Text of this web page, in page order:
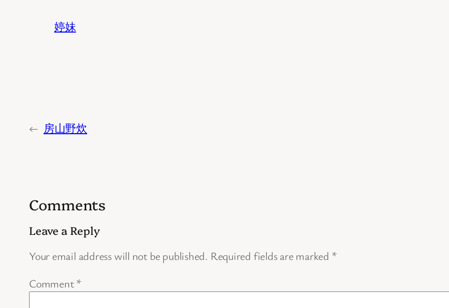
婷妹
← 房山野炊
Comments
Leave a Reply
Your email address will not be published. Required fields are marked *
Comment*